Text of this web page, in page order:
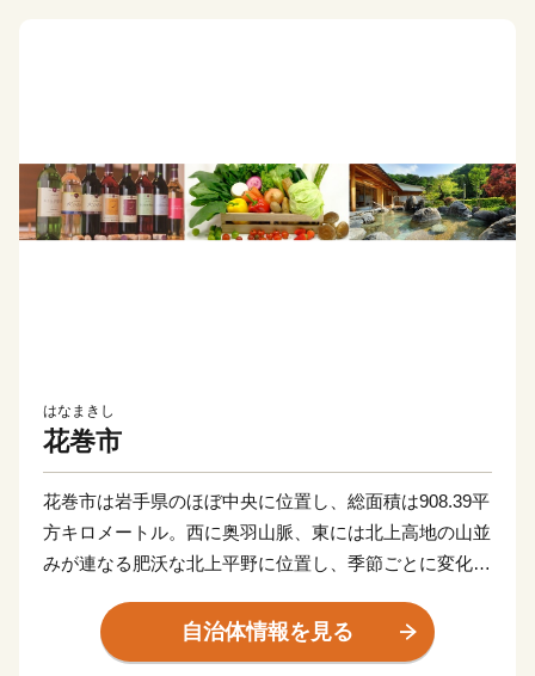
はなまきし
花巻市
花巻市は岩手県のほぼ中央に位置し、総面積は908.39平
方キロメートル。西に奥羽山脈、東には北上高地の山並
みが連なる肥沃な北上平野に位置し、季節ごとに変化に
市の西部には、奥羽山脈の渓谷沿いに湧き出る花巻温泉
郷があります。周辺は県立自然公園に指定され、立ちの
自治体情報を見る